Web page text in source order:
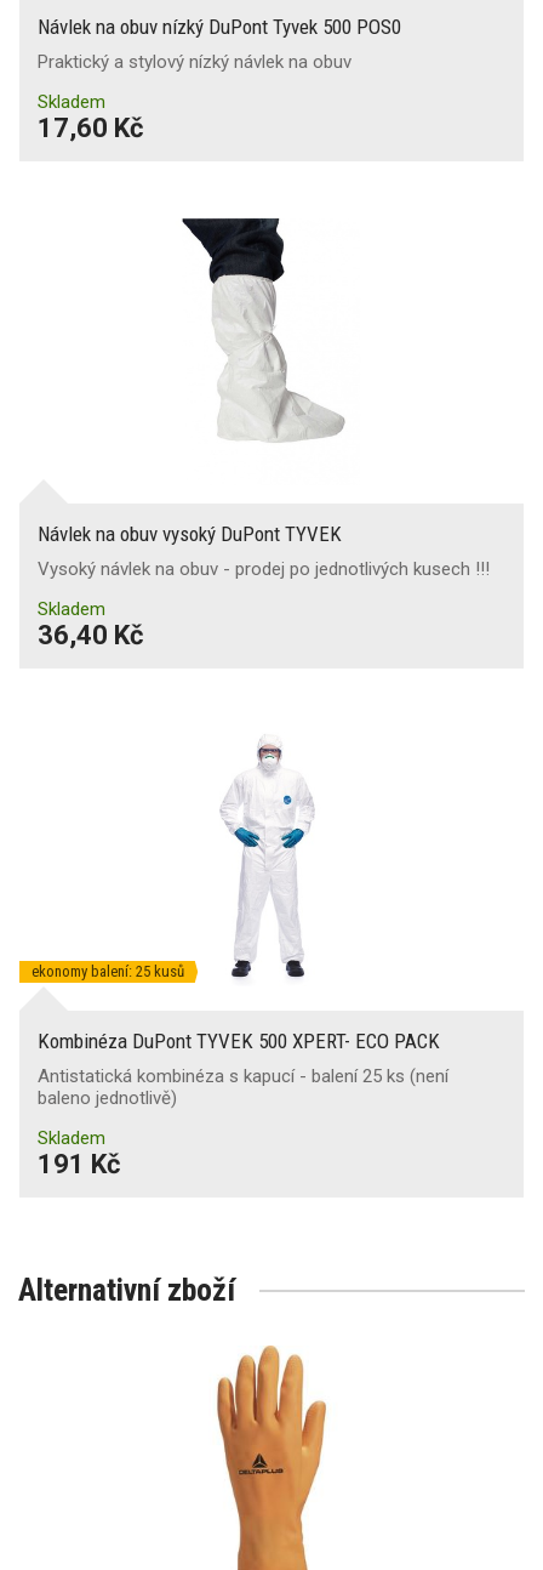
Návlek na obuv nízký DuPont Tyvek 500 POS0
Praktický a stylový nízký návlek na obuv
Skladem
17,60 Kč
Návlek na obuv vysoký DuPont TYVEK
Vysoký návlek na obuv - prodej po jednotlivých kusech !!!
Skladem
36,40 Kč
ekonomy balení: 25 kusů
Kombinéza DuPont TYVEK 500 XPERT- ECO PACK
Antistatická kombinéza s kapucí - balení 25 ks (není
baleno jednotlivě)
Skladem
191 Kč
Alternativní zboží